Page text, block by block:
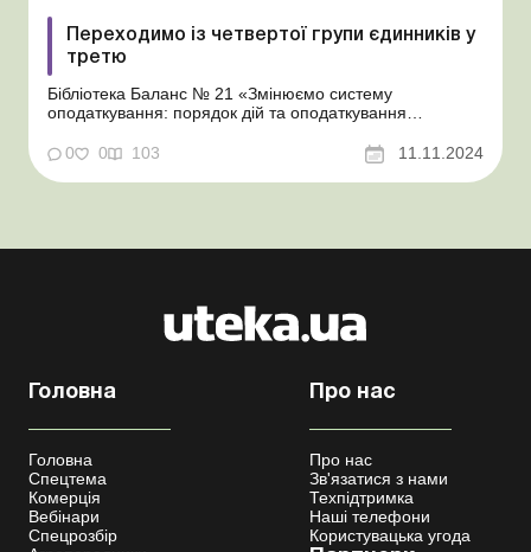
Переходимо із четвертої групи єдинників у
третю
Бібліотека Баланс № 21 «Змінюємо систему
оподаткування: порядок дій та оподаткування
групи платників єдиного податку (далі – ЄП) ми
розповіли в матеріалі «Як перейти із загальної системи
в третю групу єдинників». А тут...
0 0 103 11.11.2024
Головна
Головна
Спецтема
Комерція
Вебінари
Спецрозбір
Про нас
Про нас
Зв'язатися з нами
Техпідтримка
Наші телефони
Користувацька угода